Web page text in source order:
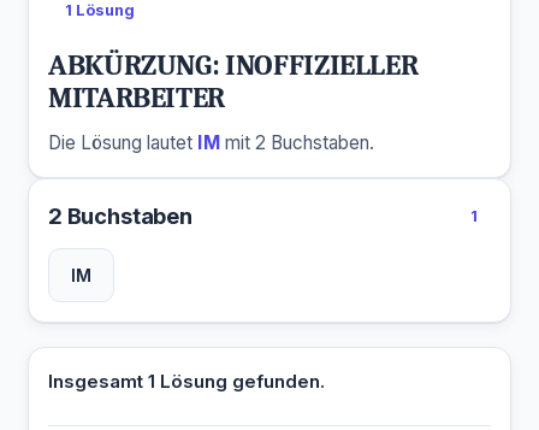
1 Lösung
ABKÜRZUNG: INOFFIZIELLER
MITARBEITER
Die Lösung lautet IM mit 2 Buchstaben.
2 Buchstaben 1
IM
Insgesamt 1 Lösung gefunden.